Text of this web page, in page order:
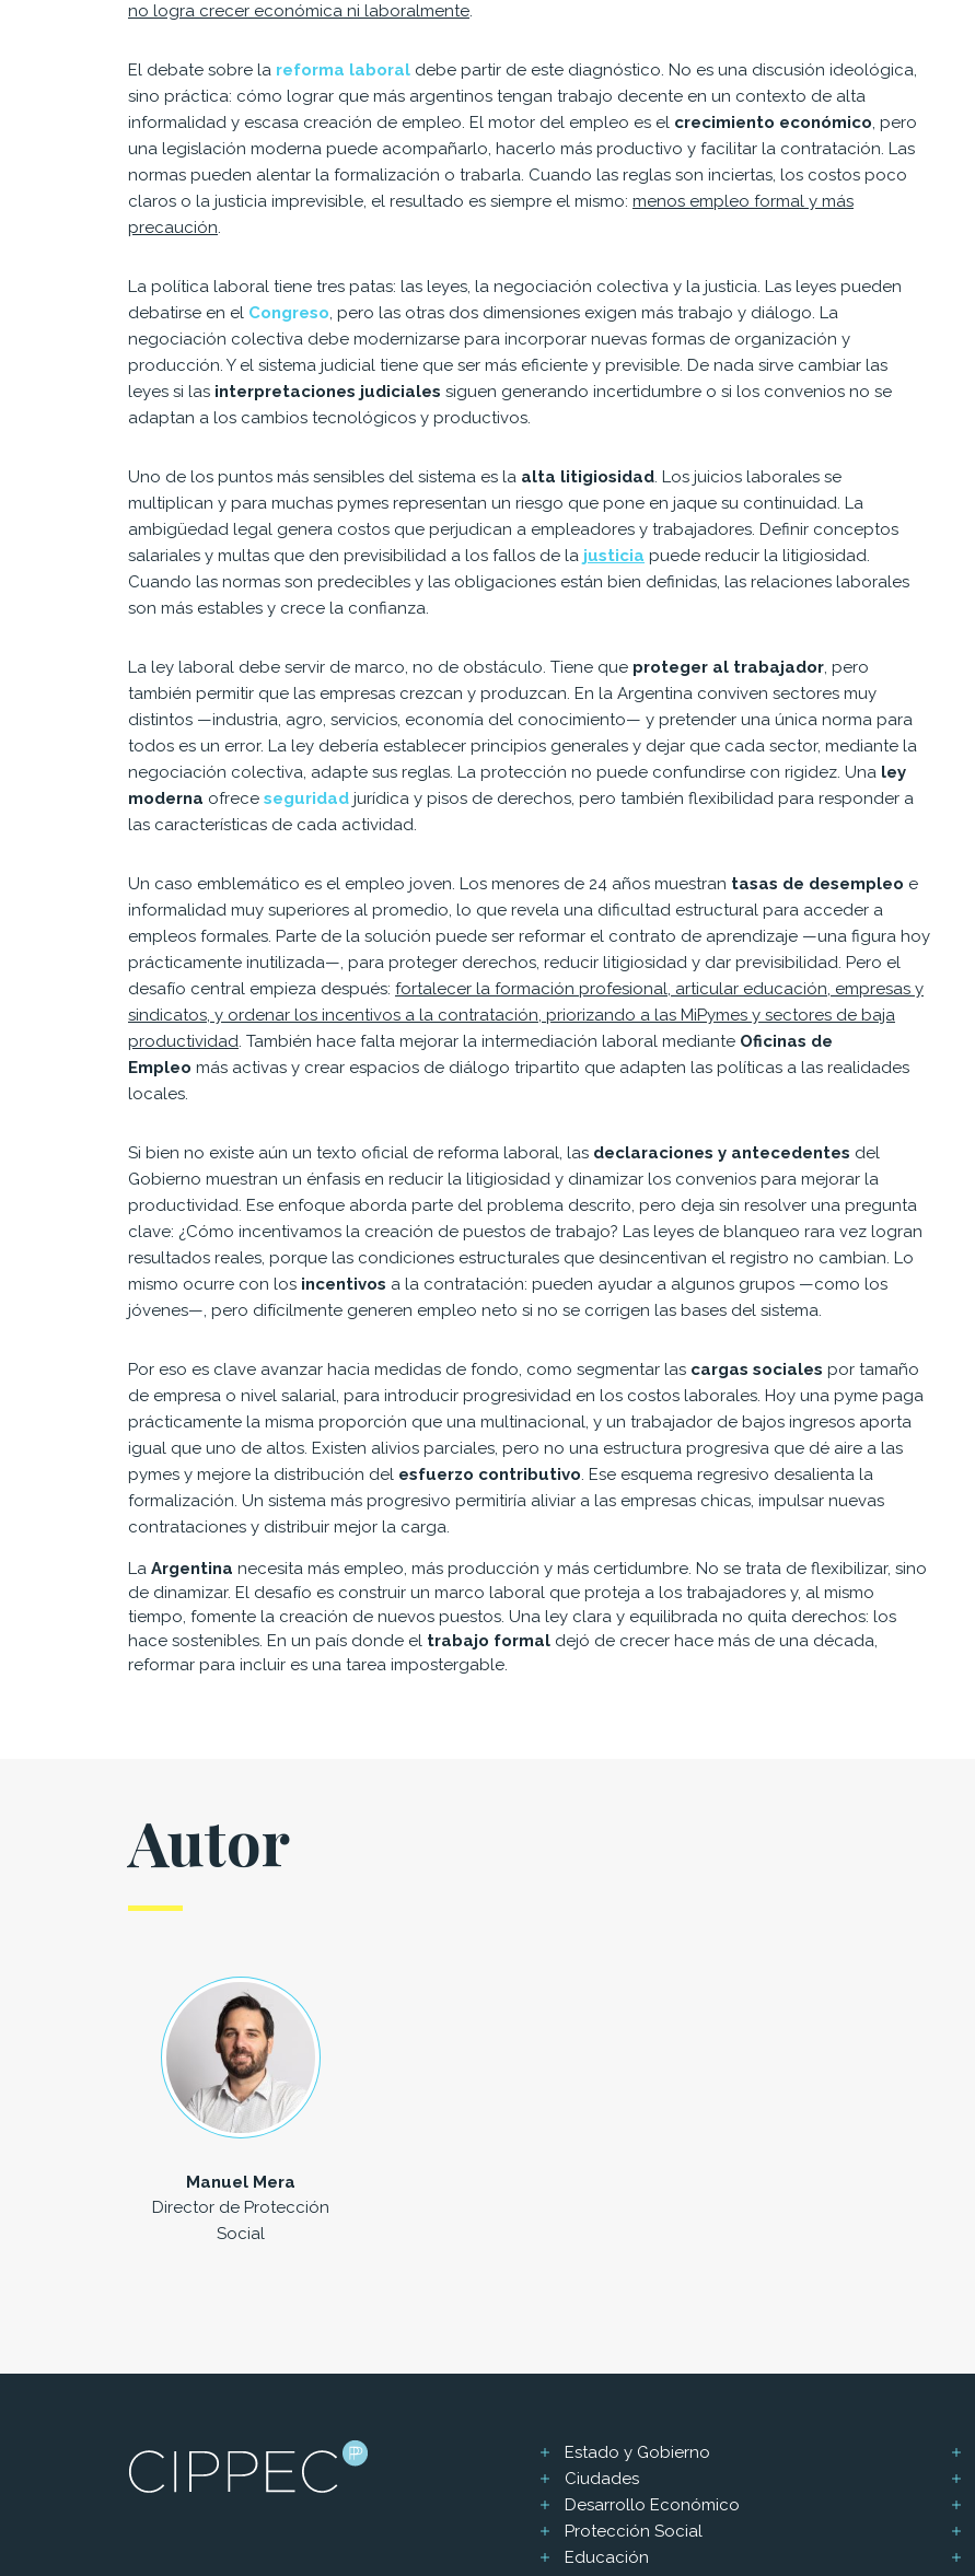
no logra crecer económica ni laboralmente.
El debate sobre la reforma laboral debe partir de este diagnóstico. No es una discusión ideológica,
sino práctica: cómo lograr que más argentinos tengan trabajo decente en un contexto de alta
informalidad y escasa creación de empleo. El motor del empleo es el crecimiento económico, pero
una legislación moderna puede acompañarlo, hacerlo más productivo y facilitar la contratación. Las
normas pueden alentar la formalización o trabarla. Cuando las reglas son inciertas, los costos poco
claros o la justicia imprevisible, el resultado es siempre el mismo: menos empleo formal y más
precaución.
La política laboral tiene tres patas: las leyes, la negociación colectiva y la justicia. Las leyes pueden
debatirse en el Congreso, pero las otras dos dimensiones exigen más trabajo y diálogo. La
negociación colectiva debe modernizarse para incorporar nuevas formas de organización y
producción. Y el sistema judicial tiene que ser más eficiente y previsible. De nada sirve cambiar las
leyes si las interpretaciones judiciales siguen generando incertidumbre o si los convenios no se
adaptan a los cambios tecnológicos y productivos.
Uno de los puntos más sensibles del sistema es la alta litigiosidad. Los juicios laborales se
multiplican y para muchas pymes representan un riesgo que pone en jaque su continuidad. La
ambigüedad legal genera costos que perjudican a empleadores y trabajadores. Definir conceptos
salariales y multas que den previsibilidad a los fallos de la justicia puede reducir la litigiosidad.
Cuando las normas son predecibles y las obligaciones están bien definidas, las relaciones laborales
son más estables y crece la confianza.
La ley laboral debe servir de marco, no de obstáculo. Tiene que proteger al trabajador, pero
también permitir que las empresas crezcan y produzcan. En la Argentina conviven sectores muy
distintos —industria, agro, servicios, economía del conocimiento— y pretender una única norma para
todos es un error. La ley debería establecer principios generales y dejar que cada sector, mediante la
negociación colectiva, adapte sus reglas. La protección no puede confundirse con rigidez. Una ley
moderna ofrece seguridad jurídica y pisos de derechos, pero también flexibilidad para responder a
las características de cada actividad.
Un caso emblemático es el empleo joven. Los menores de 24 años muestran tasas de desempleo e
informalidad muy superiores al promedio, lo que revela una dificultad estructural para acceder a
empleos formales. Parte de la solución puede ser reformar el contrato de aprendizaje —una figura hoy
prácticamente inutilizada—, para proteger derechos, reducir litigiosidad y dar previsibilidad. Pero el
desafío central empieza después: fortalecer la formación profesional, articular educación, empresas y
sindicatos, y ordenar los incentivos a la contratación, priorizando a las MiPymes y sectores de baja
productividad. También hace falta mejorar la intermediación laboral mediante Oficinas de
Empleo más activas y crear espacios de diálogo tripartito que adapten las políticas a las realidades
locales.
Si bien no existe aún un texto oficial de reforma laboral, las declaraciones y antecedentes del
Gobierno muestran un énfasis en reducir la litigiosidad y dinamizar los convenios para mejorar la
productividad. Ese enfoque aborda parte del problema descrito, pero deja sin resolver una pregunta
clave: ¿Cómo incentivamos la creación de puestos de trabajo? Las leyes de blanqueo rara vez logran
resultados reales, porque las condiciones estructurales que desincentivan el registro no cambian. Lo
mismo ocurre con los incentivos a la contratación: pueden ayudar a algunos grupos —como los
jóvenes—, pero difícilmente generen empleo neto si no se corrigen las bases del sistema.
Por eso es clave avanzar hacia medidas de fondo, como segmentar las cargas sociales por tamaño
de empresa o nivel salarial, para introducir progresividad en los costos laborales. Hoy una pyme paga
prácticamente la misma proporción que una multinacional, y un trabajador de bajos ingresos aporta
igual que uno de altos. Existen alivios parciales, pero no una estructura progresiva que dé aire a las
pymes y mejore la distribución del esfuerzo contributivo. Ese esquema regresivo desalienta la
formalización. Un sistema más progresivo permitiría aliviar a las empresas chicas, impulsar nuevas
contrataciones y distribuir mejor la carga.
La Argentina necesita más empleo, más producción y más certidumbre. No se trata de flexibilizar, sino
de dinamizar. El desafío es construir un marco laboral que proteja a los trabajadores y, al mismo
tiempo, fomente la creación de nuevos puestos. Una ley clara y equilibrada no quita derechos: los
hace sostenibles. En un país donde el trabajo formal dejó de crecer hace más de una década,
reformar para incluir es una tarea impostergable.
Autor
Manuel Mera
Director de Protección
Social
Estado y Gobierno
Ciudades
Desarrollo Económico
Protección Social
Educación